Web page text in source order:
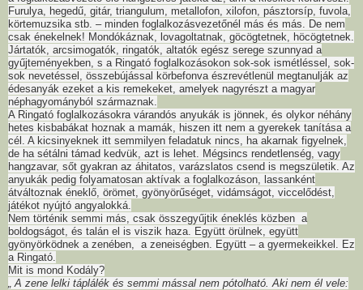
Furulya, hegedű, gitár, triangulum, metallofon, xilofon, pásztorsíp, fuvola,
körtemuzsika stb. – minden foglalkozásvezetőnél más és más. De nem
csak énekelnek! Mondókáznak, lovagoltatnak, göcögtetnek, höcögtetnek.
Jártatók, arcsimogatók, ringatók, altatók egész serege szunnyad a
gyűjteményekben, s a Ringató foglalkozásokon sok-sok ismétléssel, sok-
sok nevetéssel, összebújással körbefonva észrevétlenül megtanulják az
édesanyák ezeket a kis remekeket, amelyek nagyrészt a magyar
néphagyományból származnak.
A Ringató foglalkozásokra várandós anyukák is jönnek, és olykor néhány
hetes kisbabákat hoznak a mamák, hiszen itt nem a gyerekek tanítása a
cél. A kicsinyeknek itt semmilyen feladatuk nincs, ha akarnak figyelnek,
de ha sétálni támad kedvük, azt is lehet. Mégsincs rendetlenség, vagy
hangzavar, sőt gyakran az áhitatos, varázslatos csend is megszületik. Az
anyukák pedig folyamatosan aktívak a foglalkozáson, lassanként
átváltoznak éneklő, örömet, gyönyörűséget, vidámságot, viccelődést,
játékot nyújtó angyalokká.
Nem történik semmi más, csak összegyűjtik éneklés közben a
boldogságot, és talán el is viszik haza. Együtt örülnek, együtt
gyönyörködnek a zenében, a zeneiségben. Együtt – a gyermekeikkel. Ez
a Ringató.
Mit is mond Kodály?
„ A zene lelki táplálék és semmi mással nem pótolható. Aki nem él vele: